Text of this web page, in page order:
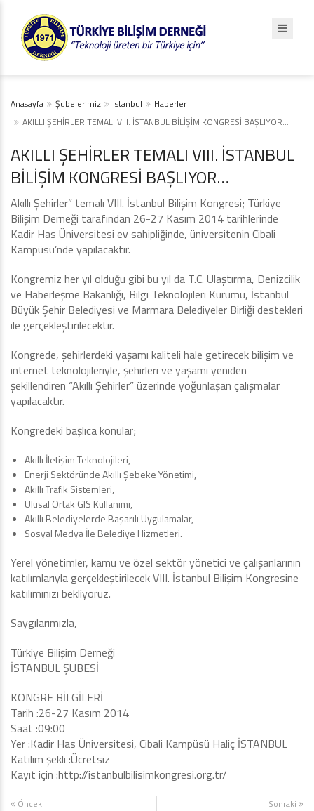
Anasayfa Şubelerimiz İstanbul
Haberler
AKILLI ŞEHİRLER TEMALI VIII. İSTANBUL BİLİŞİM KONGRESİ BAŞLIYOR…
AKILLI ŞEHİRLER TEMALI VIII. İSTANBUL
BİLİŞİM KONGRESİ BAŞLIYOR…
Akıllı Şehirler” temalı VIII. İstanbul Bilişim Kongresi; Türkiye
Bilişim Derneği tarafından 26-27 Kasım 2014 tarihlerinde
Kadir Has Üniversitesi ev sahipliğinde, üniversitenin Cibali
Kampüsü’nde yapılacaktır.
Kongremiz her yıl olduğu gibi bu yıl da T.C. Ulaştırma, Denizcilik
ve Haberleşme Bakanlığı, Bilgi Teknolojileri Kurumu, İstanbul
Büyük Şehir Belediyesi ve Marmara Belediyeler Birliği destekleri
ile gerçekleştirilecektir.
Kongrede, şehirlerdeki yaşamı kaliteli hale getirecek bilişim ve
internet teknolojileriyle, şehirleri ve yaşamı yeniden
şekillendiren “Akıllı Şehirler” üzerinde yoğunlaşan çalışmalar
yapılacaktır.
Kongredeki başlıca konular;
Akıllı İletişim Teknolojileri,
Enerji Sektöründe Akıllı Şebeke Yönetimi,
Akıllı Trafik Sistemleri,
Ulusal Ortak GIS Kullanımı,
Akıllı Belediyelerde Başarılı Uygulamalar,
Sosyal Medya İle Belediye Hizmetleri.
Yerel yönetimler, kamu ve özel sektör yönetici ve çalışanlarının
katılımlarıyla gerçekleştirilecek VIII. İstanbul Bilişim Kongresine
katılımınızı bekliyoruz.
Saygılarımızla,
Türkiye Bilişim Derneği
İSTANBUL ŞUBESİ
KONGRE BİLGİLERİ
Tarih :26-27 Kasım 2014
Saat :09:00
Yer :Kadir Has Üniversitesi, Cibali Kampüsü Haliç İSTANBUL
Katılım şekli :Ücretsiz
Kayıt için :http://istanbulbilisimkongresi.org.tr/
Önceki Sonraki